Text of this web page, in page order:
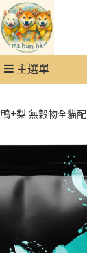
主選單
+梨 無穀物全貓